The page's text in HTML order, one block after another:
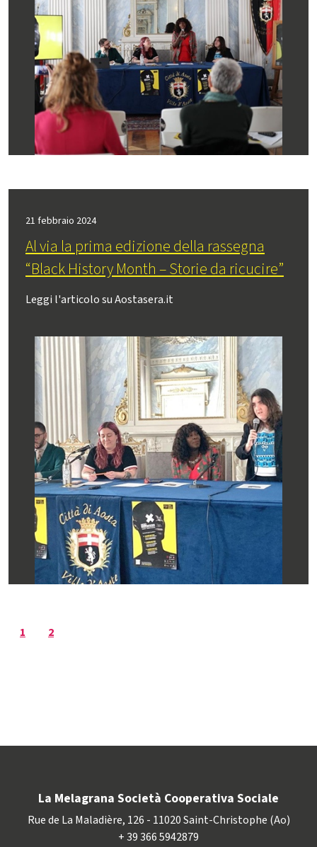
21 febbraio 2024
Al via la prima edizione della rassegna
“Black History Month – Storie da ricucire”
Leggi l'articolo su Aostasera.it
1 2
La Melagrana Società Cooperativa Sociale
Rue de La Maladière, 126 - 11020 Saint-Christophe (Ao)
+ 39 366 5942879